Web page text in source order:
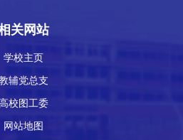
关网站
学校主页
辅党总支
校图工委
网站地图